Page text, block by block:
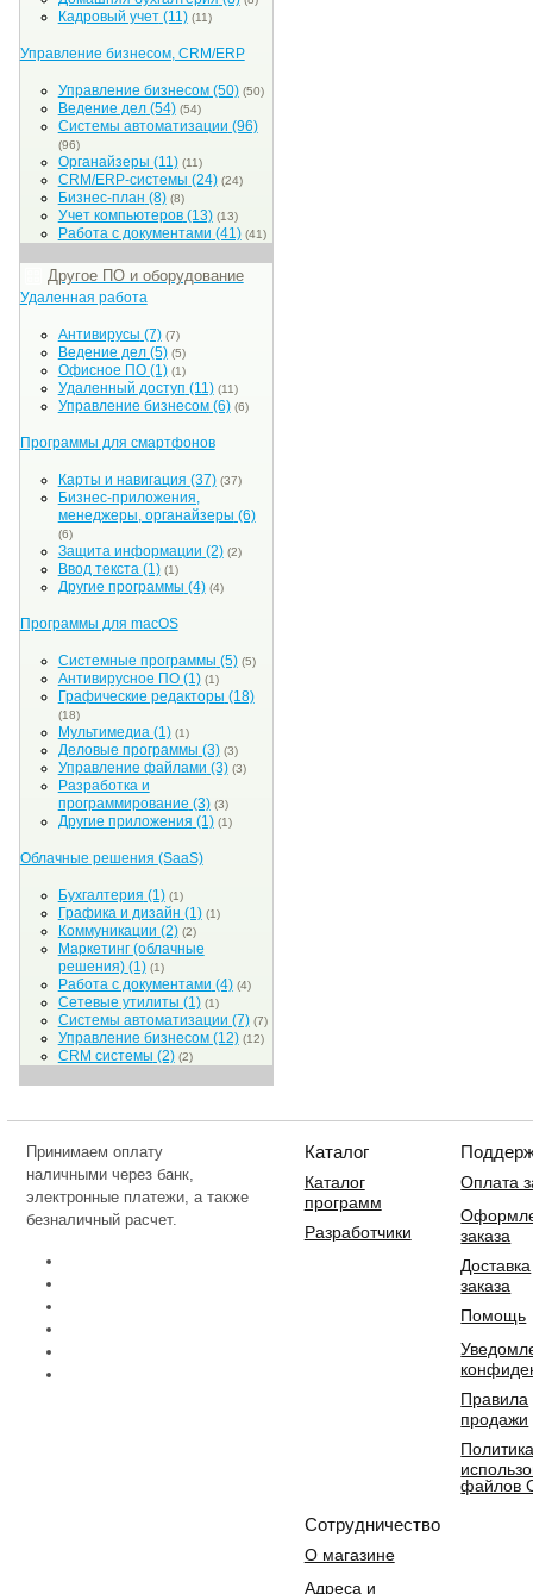
Кадровый учет(11) (11)
Управление бизнесом, CRM/ERP
Управление бизнесом(50) (50)
Ведение дел(54) (54)
Системы автоматизации (96)
(96)
Органайзеры (11) (11)
CRM/ERP-системы (24) (24)
Бизнес-план (8) (8)
Учет компьютеров(13) (13)
Работа с документами (41) (41)
Другое ПО и оборудование
Удаленная работа
Антивирусы (7) (7)
Ведение дел(5) (5)
Офисное ПО(1) (1)
Удаленный доступ (11) (11)
Управление бизнесом(6) (6)
Программы для смартфонов
Карты и навигация (37) (37)
Бизнес-приложения,
менеджеры, органайзеры (6)
(6)
Защита информации (2) (2)
Ввод текста(1) (1)
Другие программы (4) (4)
Программы для macOS
Системные программы (5) (5)
Антивирусное ПО(1) (1)
Графические редакторы (18)
(18)
Мультимедиа(1) (1)
Деловые программы (3) (3)
Управление файлами (3) (3)
Разработка и
программирование (3) (3)
Другие приложения (1) (1)
Облачные решения (SaaS)
Бухгалтерия (1) (1)
Графика и дизайн (1) (1)
Коммуникации (2) (2)
Маркетинг (облачные
решения)(1) (1)
Работа с документами (4) (4)
Сетевые утилиты (1) (1)
Системы автоматизации (7) (7)
Управление бизнесом(12) (12)
CRM системы (2) (2)
Принимаем оплату
наличными через банк,
электронные платежи, а также
безналичный расчет.
Каталог
Каталог
программ
Разработчики
Оплата
заказа
Доставка
заказа
Помощь
Правила
продажи
файлов
Сотрудничество
О магазине
Адреса и